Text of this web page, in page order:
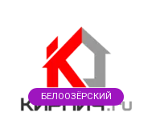
БЕЛООЗЁРСКИЙ